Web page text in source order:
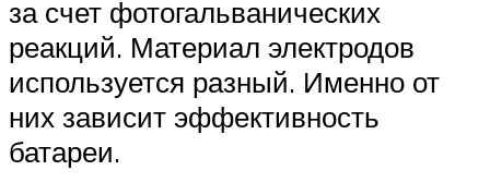
за счет фотогальванических
реакций. Материал электродов
используется разный. Именно от
них зависит эффективность
батареи.